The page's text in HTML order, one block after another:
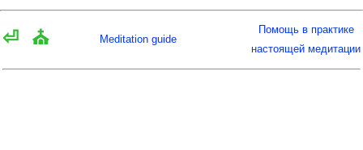
⏎ ⛪ Meditation guide
Помощь в практике
настоящей медитации